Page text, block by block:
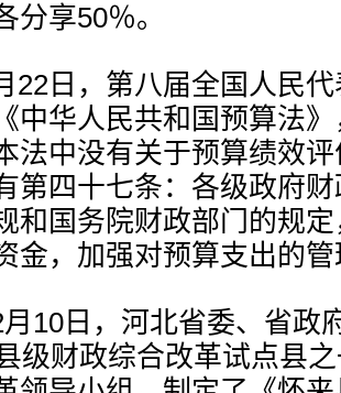
分享50％。
22日，第八届全国人民
中华人民共和国预算法
法中没有关于预算绩效
第四十七条：各级政府
和国务院财政部门的规
金，加强对预算支出的
月10日，河北省委、省政
级财政综合改革试点县